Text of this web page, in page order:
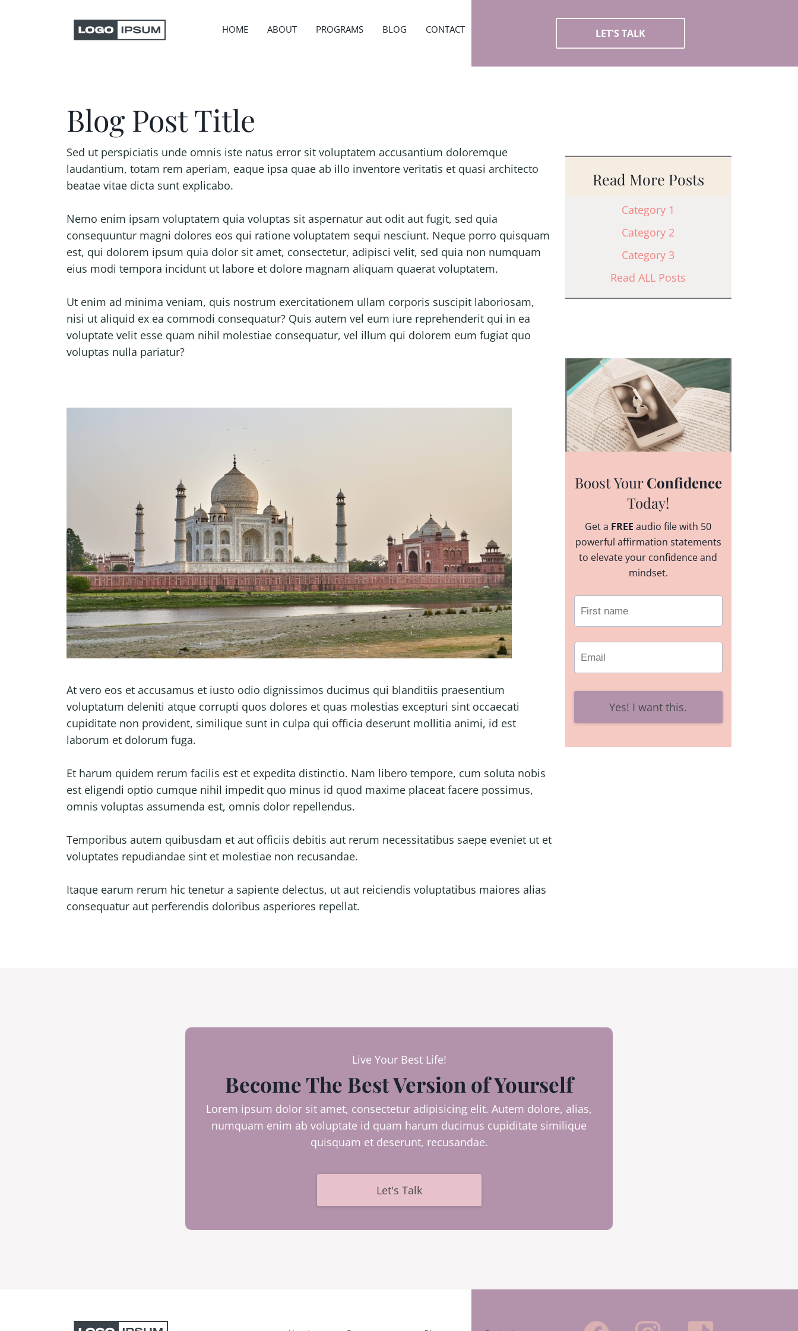
HOME ABOUT PROGRAMS BLOG CONTACT LET'S TALK
Blog Post Title
Sed ut perspiciatis unde omnis iste natus error sit voluptatem accusantium doloremque
laudantium, totam rem aperiam, eaque ipsa quae ab illo inventore veritatis et quasi architecto
beatae vitae dicta sunt explicabo.
Nemo enim ipsam voluptatem quia voluptas sit aspernatur aut odit aut fugit, sed quia
consequuntur magni dolores eos qui ratione voluptatem sequi nesciunt. Neque porro quisquam
est, qui dolorem ipsum quia dolor sit amet, consectetur, adipisci velit, sed quia non numquam
eius modi tempora incidunt ut labore et dolore magnam aliquam quaerat voluptatem.
Ut enim ad minima veniam, quis nostrum exercitationem ullam corporis suscipit laboriosam,
nisi ut aliquid ex ea commodi consequatur? Quis autem vel eum iure reprehenderit qui in ea
voluptate velit esse quam nihil molestiae consequatur, vel illum qui dolorem eum fugiat quo
voluptas nulla pariatur?
At vero eos et accusamus et iusto odio dignissimos ducimus qui blanditiis praesentium
voluptatum deleniti atque corrupti quos dolores et quas molestias excepturi sint occaecati
cupiditate non provident, similique sunt in culpa qui officia deserunt mollitia animi, id est
laborum et dolorum fuga.
Et harum quidem rerum facilis est et expedita distinctio. Nam libero tempore, cum soluta nobis
est eligendi optio cumque nihil impedit quo minus id quod maxime placeat facere possimus,
omnis voluptas assumenda est, omnis dolor repellendus.
Temporibus autem quibusdam et aut officiis debitis aut rerum necessitatibus saepe eveniet ut et
voluptates repudiandae sint et molestiae non recusandae.
Itaque earum rerum hic tenetur a sapiente delectus, ut aut reiciendis voluptatibus maiores alias
consequatur aut perferendis doloribus asperiores repellat.
Read More Posts
Category 1
Category 2
Category 3
Read ALL Posts
Boost YourConfidence
Today!
Get a FREE audio file with 50
powerful affirmation statements
to elevate your confidence and
mindset.
Yes! I want this.
Live Your Best Life!
Become The Best Version of Yourself
Lorem ipsum dolor sit amet, consectetur adipisicing elit. Autem dolore, alias,
numquam enim ab voluptate id quam harum ducimus cupiditate similique
quisquam et deserunt, recusandae.
Let's Talk